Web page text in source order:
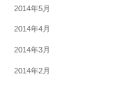
2014年5月
2014年4月
2014年3月
2014年2月